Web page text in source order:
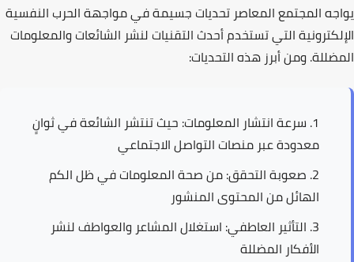
يواجه المجتمع المعاصر تحديات جسيمة في مواجهةالحرب النفسية
الإلكترونيةالتي تستخدم أحدث التقنيات لنشر الشائعات والمعلومات
المضللة. ومن أبرز هذه التحديات:
سرعة انتشار المعلومات: حيث تنتشر الشائعة في ثوانٍ
معدودة عبر منصات التواصل الاجتماعي
صعوبة التحقق: من صحة المعلومات في ظل الكم
الهائل من المحتوى المنشور
التأثير العاطفي: استغلال المشاعر والعواطف لنشر
الأفكار المضللة